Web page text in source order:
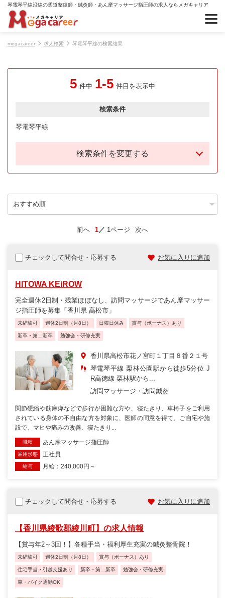
琴電琴平線沿線の柔道整復師・鍼灸師・あん摩マッサージ指圧師の求人ならメガキャリア
megacareer 求人検索 琴電琴平線の検索結果
5 件中 1-5 件目を表示中
検索条件
琴電琴平線
検索条件を変更する
前へ 1 1ページ 次へ
チェックして問合せ・応募する お気に入りに追加
HITOWA KEiROW
完全週休2日制・残業ほぼなし、訪問マッサージであん摩マッサー
ジ指圧師を募集「香川県 高松市」
未経験可 週休2日制（月8日） 日曜日休み 賞与（ボーナス）あり
新卒・第二新卒 勉強会・研修充実
香川県高松市花ノ宮町１丁目８番２１号
琴電琴平線 栗林公園駅から徒歩5分位 J
R高徳線 栗林駅から...
訪問マッサージ・訪問鍼灸
関節硬縮や筋麻痺などで歩行が困難な方や、寝たきり、車椅子をご利用
されている身体の不自由な方を対象に、医師の同意を得て、ご自宅や施
設で、マヒや痛みの改善、寝たきり...
職種 あん摩マッサージ指圧師
雇用形態 正社員
給与 月給：240,000円～
チェックして問合せ・応募する お気に入りに追加
【香川県綾歌郡綾川町】の求人情報
【賞与年2～3回！】各種手当・福利厚生充実の鍼灸整骨院！
未経験可 週休2日制（月8日） 賞与（ボーナス）あり
住宅手当・引越支援あり 新卒・第二新卒 勉強会・研修充実
車・バイク通勤OK